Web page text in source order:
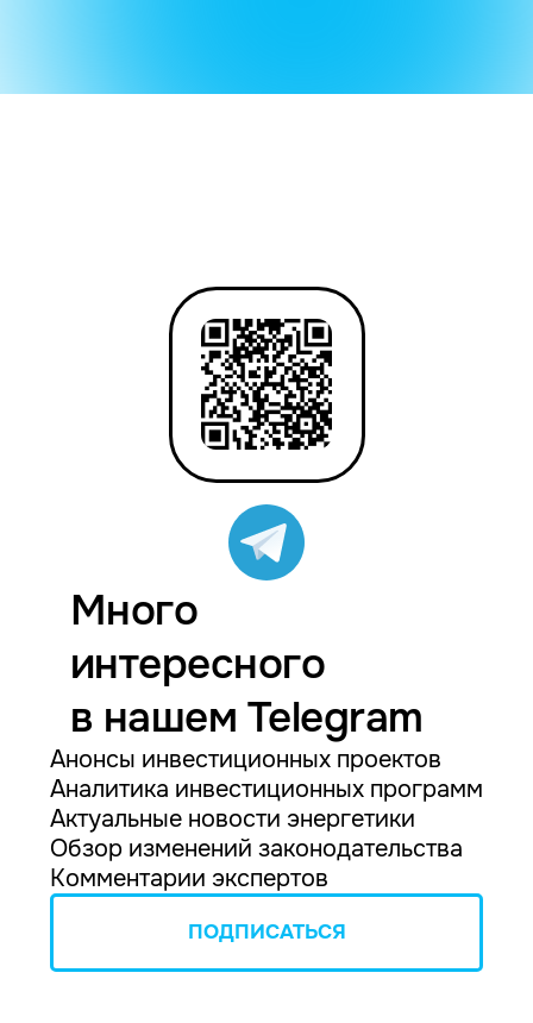
Много
интересного
в нашем Telegram
Анонсы инвестиционных проектов
Аналитика инвестиционных программ
Актуальные новости энергетики
Обзор изменений законодательства
Комментарии экспертов
ПОДПИСАТЬСЯ